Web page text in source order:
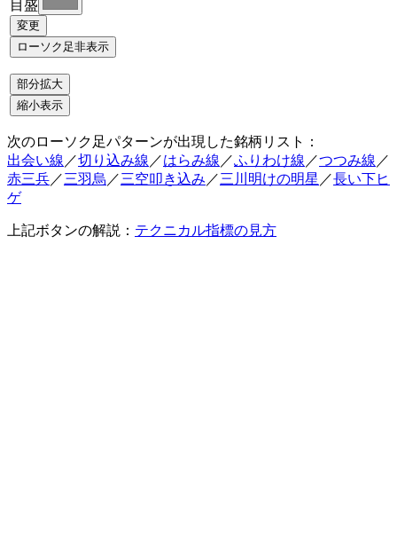
目盛
次のローソク足パターンが出現した銘柄リスト：
出会い線 ／切り込み線 ／はらみ線 ／ふりわけ線 ／つつみ線 ／
赤三兵／三羽烏 ／三空叩き込み ／三川明けの明星 ／長い下ヒ
ゲ
上記ボタンの解説： テクニカル指標の見方